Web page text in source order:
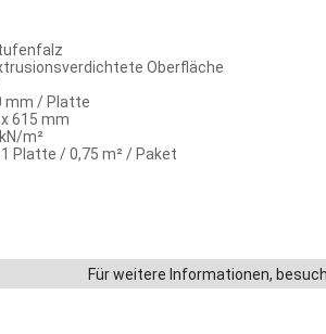
Oberfläche
mm / Platte
615 mm
m²
Platte / 0,75 m² / Paket
Für weitere Informationen,